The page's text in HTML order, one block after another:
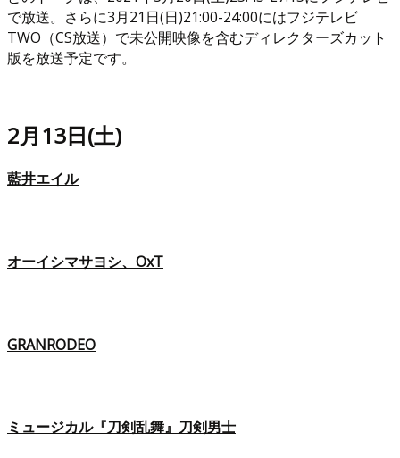
で放送。さらに3月21日(日)21:00-24:00にはフジテレビ
TWO（CS放送）で未公開映像を含むディレクターズカット
版を放送予定です。
2月13日(土)
藍井エイル
オーイシマサヨシ、OxT
GRANRODEO
ミュージカル『刀剣乱舞』刀剣男士